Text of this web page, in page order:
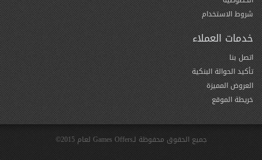
شروط الاستخدام
خدمات العملاء
اتصل بنا
تأكيد الحوالة البنكية
العروض المميزة
خريطة الموقع
جميع الحقوق محفوظة لـGames Offers لعام 2015©